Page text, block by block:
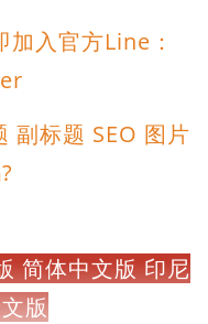
入官方Line：
副标题 SEO 图片
简体中文版 印尼
版